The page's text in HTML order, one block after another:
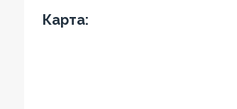
Карта: